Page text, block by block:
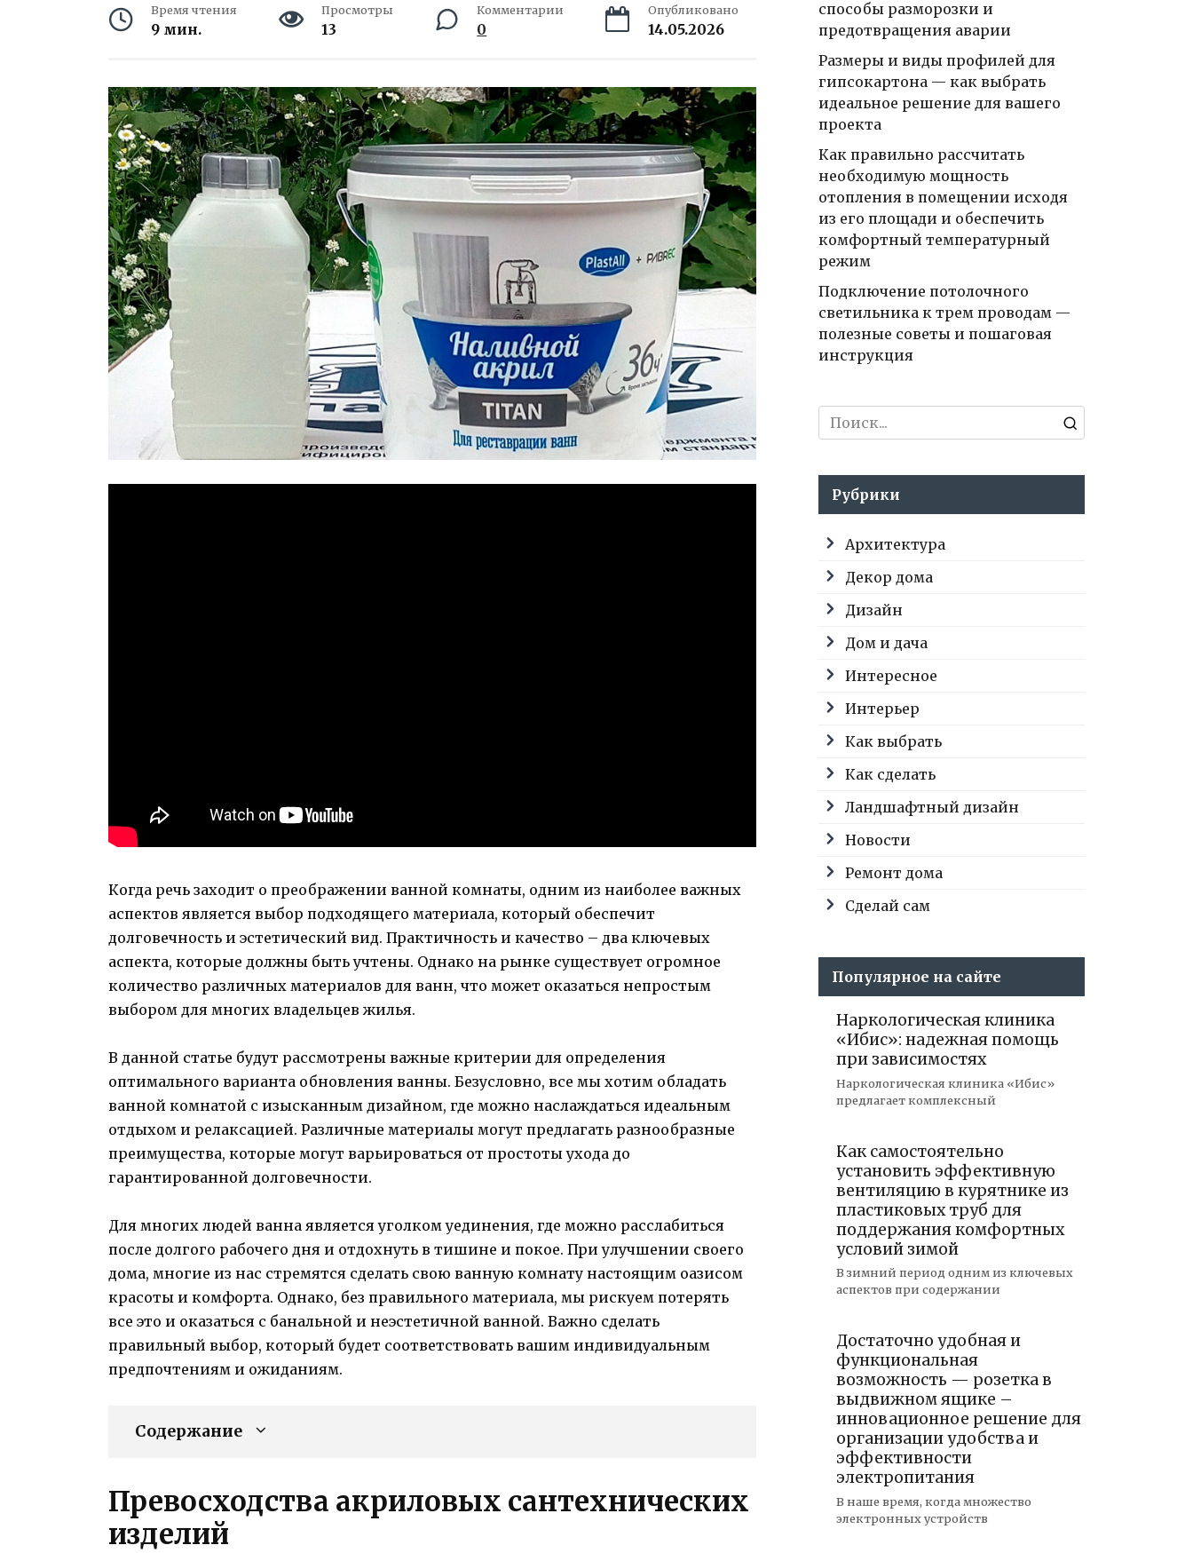
Время чтения
9 мин.
Просмотры
13
Комментарии
0
Опубликовано
14.05.2026
Когда речь заходит о преображении ванной комнаты, одним из наиболее важных
аспектов является выбор подходящего материала, который обеспечит
долговечность и эстетический вид. Практичность и качество – два ключевых
аспекта, которые должны быть учтены. Однако на рынке существует огромное
количество различных материалов для ванн, что может оказаться непростым
выбором для многих владельцев жилья.
В данной статье будут рассмотрены важные критерии для определения
оптимального варианта обновления ванны. Безусловно, все мы хотим обладать
ванной комнатой с изысканным дизайном, где можно наслаждаться идеальным
отдыхом и релаксацией. Различные материалы могут предлагать разнообразные
преимущества, которые могут варьироваться от простоты ухода до
гарантированной долговечности.
Для многих людей ванна является уголком уединения, где можно расслабиться
после долгого рабочего дня и отдохнуть в тишине и покое. При улучшении своего
дома, многие из нас стремятся сделать свою ванную комнату настоящим оазисом
красоты и комфорта. Однако, без правильного материала, мы рискуем потерять
все это и оказаться с банальной и неэстетичной ванной. Важно сделать
правильный выбор, который будет соответствовать вашим индивидуальным
предпочтениям и ожиданиям.
Содержание
Превосходства акриловых сантехнических
изделий
способы разморозки и
предотвращения аварии
Размеры и виды профилей для
гипсокартона — как выбрать
идеальное решение для вашего
проекта
Как правильно рассчитать
необходимую мощность
отопления в помещении исходя
из его площади и обеспечить
комфортный температурный
режим
Подключение потолочного
светильника к трем проводам —
полезные советы и пошаговая
инструкция
Search
for:
Рубрики
Архитектура
Декор дома
Дизайн
Дом и дача
Интересное
Интерьер
Как выбрать
Как сделать
Ландшафтный дизайн
Новости
Ремонт дома
Сделай сам
Популярное на сайте
Наркологическая клиника
«Ибис»: надежная помощь
при зависимостях
Наркологическая клиника «Ибис»
предлагает комплексный
Как самостоятельно
установить эффективную
вентиляцию в курятнике из
пластиковых труб для
поддержания комфортных
условий зимой
В зимний период одним из ключевых
аспектов при содержании
Достаточно удобная и
функциональная
возможность — розетка в
выдвижном ящике –
инновационное решение для
организации удобства и
эффективности
электропитания
В наше время, когда множество
электронных устройств